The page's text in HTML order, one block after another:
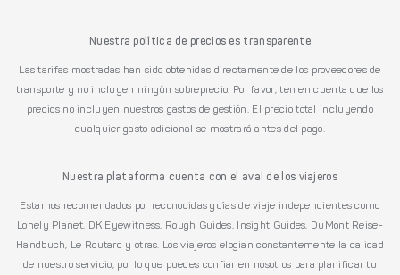
Nuestra política de precios es transparente
Las tarifas mostradas han sido obtenidas directamente de los proveedores de
transporte y no incluyen ningún sobreprecio. Por favor, ten en cuenta que los
precios no incluyen nuestros gastos de gestión. El precio total incluyendo
cualquier gasto adicional se mostrará antes del pago.
Nuestra plataforma cuenta con el aval de los viajeros
Estamos recomendados por reconocidas guías de viaje independientes como
Lonely Planet, DK Eyewitness, Rough Guides, Insight Guides, DuMont Reise-
Handbuch, Le Routard y otras. Los viajeros elogian constantemente la calidad
de nuestro servicio, por lo que puedes confiar en nosotros para planificar tu